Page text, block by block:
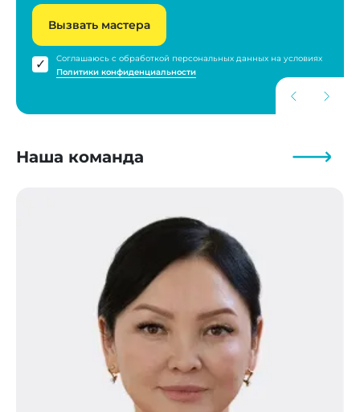
Вызвать мастера
Соглашаюсь с обработкой персональных данных на условиях
Политики конфиденциальности
Наша команда